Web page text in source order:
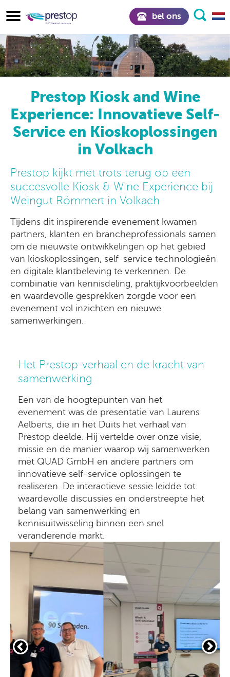
bel ons
Prestop Kiosk and Wine
Experience: Innovatieve Self-
Service en Kioskoplossingen
in Volkach
Prestop kijkt met trots terug op een
succesvolle Kiosk & Wine Experience bij
Weingut Römmert in Volkach
Tijdens dit inspirerende evenement kwamen
partners, klanten en brancheprofessionals samen
om de nieuwste ontwikkelingen op het gebied
van kioskoplossingen, self-service technologieën
en digitale klantbeleving te verkennen. De
combinatie van kennisdeling, praktijkvoorbeelden
en waardevolle gesprekken zorgde voor een
evenement vol inzichten en nieuwe
samenwerkingen.
Het Prestop-verhaal en de kracht van
samenwerking
Een van de hoogtepunten van het
evenement was de presentatie van Laurens
Aelberts, die in het Duits het verhaal van
Prestop deelde. Hij vertelde over onze visie,
missie en de manier waarop wij samenwerken
met QUAD GmbH en andere partners om
innovatieve self-service oplossingen te
realiseren. De interactieve sessie leidde tot
waardevolle discussies en onderstreepte het
belang van samenwerking en
kennisuitwisseling binnen een snel
veranderende markt.